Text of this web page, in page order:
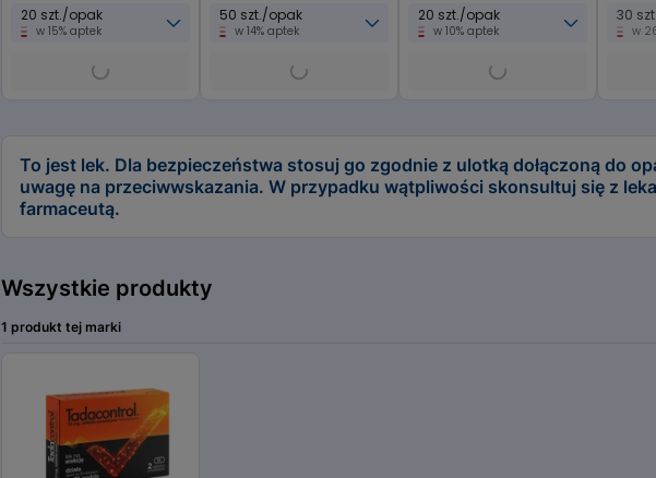
20 szt./opak
w 15% aptek
50 szt./opak
w 14% aptek
20 szt./opak
w 10% aptek
30
w
To jest lek. Dla bezpieczeństwa stosuj go zgodnie z ulotką dołączoną do
uwagę na przeciwwskazania. W przypadku wątpliwości skonsultuj się z
farmaceutą.
Wszystkie produkty
1 produkt tej marki